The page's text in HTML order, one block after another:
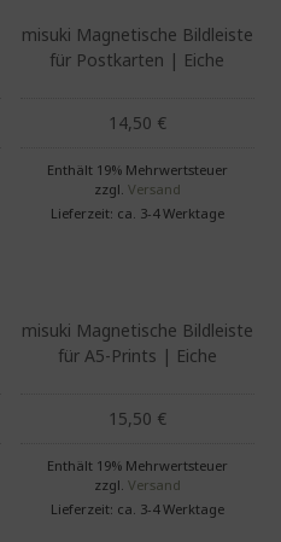
misuki Magnetische Bildleiste
für Postkarten | Eiche
14,50 €
Enthält 19% Mehrwertsteuer
zzgl. Versand
Lieferzeit: ca. 3-4 Werktage
misuki Magnetische Bildleiste
für A5-Prints | Eiche
15,50 €
Enthält 19% Mehrwertsteuer
zzgl. Versand
Lieferzeit: ca. 3-4 Werktage